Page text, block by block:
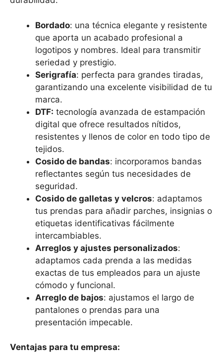
Bordado: una técnica elegante y resistente
que aporta un acabado profesional a
logotipos y nombres. Ideal para transmitir
seriedad y prestigio.
Serigrafía: perfecta para grandes tiradas,
garantizando una excelente visibilidad de tu
marca.
DTF: tecnología avanzada de estampación
digital que ofrece resultados nítidos,
resistentes y llenos de color en todo tipo de
tejidos.
Cosido de bandas: incorporamos bandas
reflectantes según tus necesidades de
seguridad.
Cosido de galletas y velcros: adaptamos
tus prendas para añadir parches, insignias o
etiquetas identificativas fácilmente
intercambiables.
Arreglos y ajustes personalizados:
adaptamos cada prenda a las medidas
exactas de tus empleados para un ajuste
cómodo y funcional.
Arreglo de bajos: ajustamos el largo de
pantalones o prendas para una
presentación impecable.
Ventajas para tu empresa: